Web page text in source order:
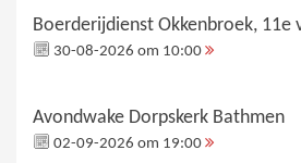
Boerderijdienst Okkenbroek, 11e
30-08-2026 om 10:00
Avondwake Dorpskerk Bathmen
02-09-2026 om 19:00